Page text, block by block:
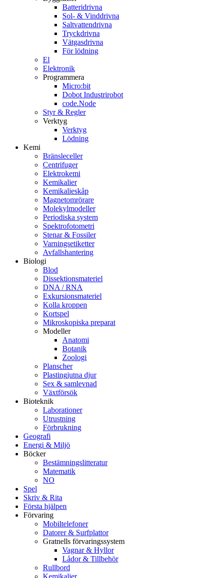
Batteridrivna
Sol- & Vinddrivna
Saltvattendrivna
Tryckdrivna
Vätgasdrivna
För lödning
El
Elektronik
Programmera
Micro:bit
Dobot Industrirobot
code.Node
Styr & Regler
Verktyg
Verktyg
Lödning
Kemi
Bränsleceller
Centrifuger
Elektrokemi
Kemikalier
Kemikalieskåp
Magnetomrörare
Molekylmodeller
Periodiska system
Spektrofotometri
Stenar & Fossiler
Varningsetiketter
Avfallshantering
Biologi
Blod
Dissektionsmateriel
DNA / RNA
Exkursionsmateriel
Kolla kroppen
Kortspel
Mikroskopiska preparat
Modeller
Anatomi
Botanik
Zoologi
Planscher
Plastingjutna djur
Sex & samlevnad
Växtförsök
Bioteknik
Laborationer
Utrustning
Förbrukning
Geografi
Energi & Miljö
Böcker
Bestämningslitteratur
Matematik
NO
Spel
Skriv & Rita
Första hjälpen
Förvaring
Mobiltelefoner
Datorer & Surfplattor
Gratnells förvaringssystem
Vagnar & Hyllor
Lådor & Tillbehör
Rullbord
Kemikalier